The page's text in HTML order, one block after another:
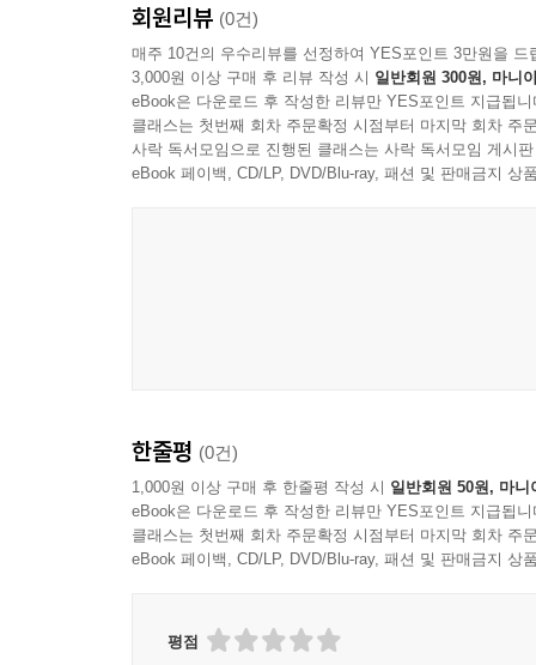
회원리뷰 (0건)
매주 10건의 우수리뷰를 선정하여 YES포인트 3만원을 드
3,000원 이상 구매 후 리뷰 작성 시 일반회원 300원, 마니
eBook은 다운로드 후 작성한 리뷰만 YES포인트 지급됩니
클래스는 첫번째 회차 주문확정 시점부터 마지막 회차 주
사락 독서모임으로 진행된 클래스는 사락 독서모임 게시
eBook 페이백, CD/LP, DVD/Blu-ray, 패션 및 판매금지 상
한줄평 (0건)
1,000원 이상 구매 후 한줄평 작성 시 일반회원 50원, 마니
eBook은 다운로드 후 작성한 리뷰만 YES포인트 지급됩니
클래스는 첫번째 회차 주문확정 시점부터 마지막 회차 주
eBook 페이백, CD/LP, DVD/Blu-ray, 패션 및 판매금지 상
평점